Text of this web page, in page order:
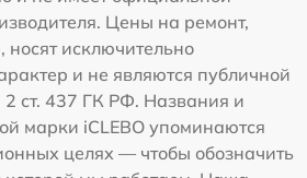
Цены на ремонт,
носят исключительно
и не являются публичной
2 ст. 437 ГК РФ. Названия и
марки iCLEBO упоминаются
целях — чтобы обозначить